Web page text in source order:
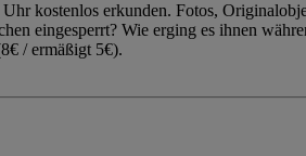
kostenlos erkunden. Fotos,
eingesperrt? Wie erging es ihnen
/ ermäßigt 5€).